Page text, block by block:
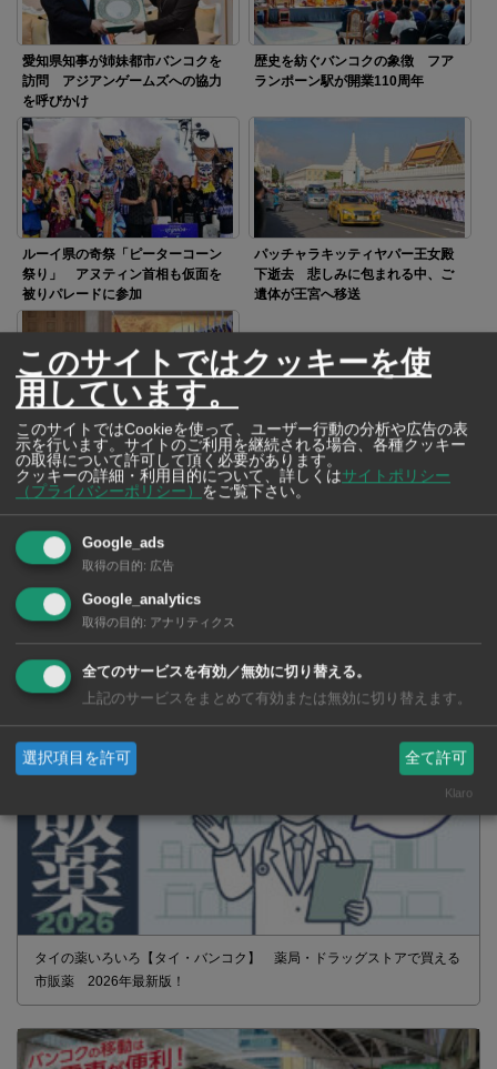
愛知県知事が姉妹都市バンコクを
訪問 アジアンゲームズへの協力
を呼びかけ
歴史を紡ぐバンコクの象徴 フア
ランポーン駅が開業110周年
ルーイ県の奇祭「ピーターコーン
祭り」 アヌティン首相も仮面を
被りパレードに参加
パッチャラキッティヤパー王女殿
下逝去 悲しみに包まれる中、ご
遺体が王宮へ移送
アヌティン首相がベトナム訪問
経済や安全保障の協力関係を強化
SNSで毎日ニュースを配信中！
タイの薬いろいろ【タイ・バンコク】 薬局・ドラッグストアで買える
市販薬 2026年最新版！
このサイトではクッキーを使
用しています。
このサイトではCookieを使って、ユーザー行動の分析や広告の表
示を行います。サイトのご利用を継続される場合、各種クッキー
の取得について許可して頂く必要があります。
クッキーの詳細・利用目的について、詳しくはサイトポリシー
（プライバシーポリシー）
をご覧下さい。
Google_ads
取得の目的: 広告
Google_analytics
取得の目的: アナリティクス
全てのサービスを有効／無効に切り替える。
上記のサービスをまとめて有効または無効に切り替えます。
選択項目を許可 全て許可
Klaro